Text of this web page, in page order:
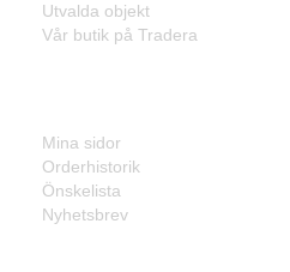
Utvalda objekt
Vår butik på Tradera
Mina sidor
Orderhistorik
Önskelista
Nyhetsbrev